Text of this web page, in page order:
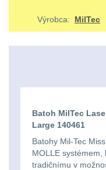
Kontakty
510
990
1000
tašky
Brašne
tašky
zbraniam
Popruhy
poutka
Velký
dlouhé
vzdálenosti
Ponča
kukly,
šátky
Svítilny pro
AA/AAA/14500 Li-
Svítilny pro 21700
baterie3
Výrobca: MilTec
Batoh MilTec
Large 140461
Batohy Mil-Tec
MOLLE
tradičnímu v